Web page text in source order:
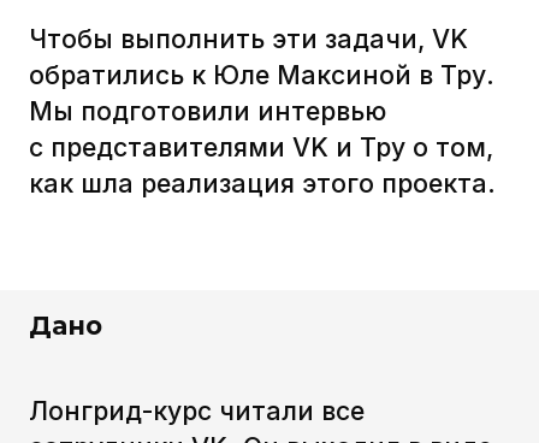
сотрудники VK. Он выходил в виде
еженедельной рассылки
на внутренних образовательных
платформах. Всего вышло восемь
серий.
усваивать обучающий
Я натолкнулась на одно